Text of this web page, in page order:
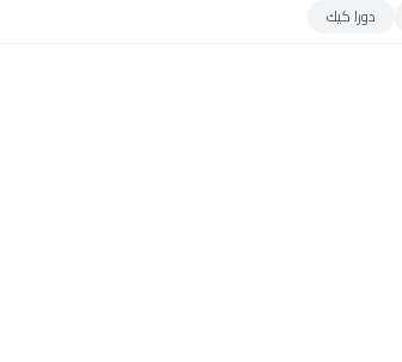
دورا كيك